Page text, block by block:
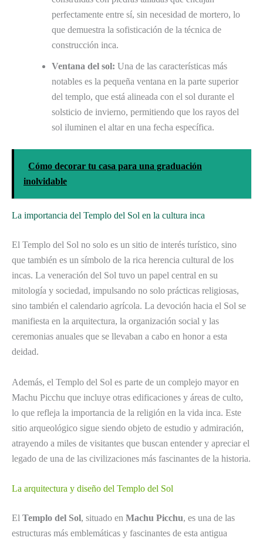
perfectamente entre sí, sin necesidad de mortero, lo
que demuestra la sofisticación de la técnica de
construcción inca.
Ventana del sol: Una de las características más
notables es la pequeña ventana en la parte superior
del templo, que está alineada con el sol durante el
solsticio de invierno, permitiendo que los rayos del
sol iluminen el altar en una fecha específica.
Cómo decorar tu casa para una graduación
inolvidable
La importancia del Templo del Sol en la cultura inca
El Templo del Sol no solo es un sitio de interés turístico, sino
que también es un símbolo de la rica herencia cultural de los
incas. La veneración del Sol tuvo un papel central en su
mitología y sociedad, impulsando no solo prácticas religiosas,
sino también el calendario agrícola. La devoción hacia el Sol se
manifiesta en la arquitectura, la organización social y las
ceremonias anuales que se llevaban a cabo en honor a esta
deidad.
Además, el Templo del Sol es parte de un complejo mayor en
Machu Picchu que incluye otras edificaciones y áreas de culto,
lo que refleja la importancia de la religión en la vida inca. Este
sitio arqueológico sigue siendo objeto de estudio y admiración,
atrayendo a miles de visitantes que buscan entender y apreciar el
legado de una de las civilizaciones más fascinantes de la historia.
La arquitectura y diseño del Templo del Sol
El Templo del Sol, situado en Machu Picchu, es una de las
estructuras más emblemáticas y fascinantes de esta antigua